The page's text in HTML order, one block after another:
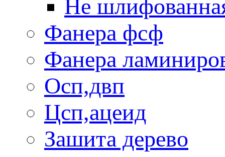
Не
Фанера фсф
Фанера
Oсп,двп
Цсп,ацеид
Зашита дерево